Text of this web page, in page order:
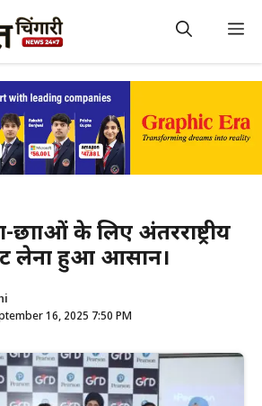
छात्राओं के लिए अंतरराष्ट्रीय
लेना हुआ आसान।
16, 2025 7:50 PM